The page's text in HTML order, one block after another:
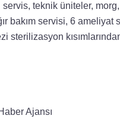
teknik üniteler,
bakım servisi, 6
sterilizasyon
Ajansı